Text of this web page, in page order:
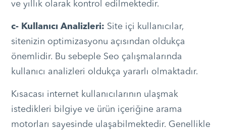
ve yıllık olarak kontrol edilmektedir.
c- Kullanıcı Analizleri: Site içi kullanıcılar,
sitenizin optimizasyonu açısından oldukça
önemlidir. Bu sebeple Seo çalışmalarında
kullanıcı analizleri oldukça yararlı olmaktadır.
Kısacası internet kullanıcılarının ulaşmak
istedikleri bilgiye ve ürün içeriğine arama
motorları sayesinde ulaşabilmektedir. Genellikle